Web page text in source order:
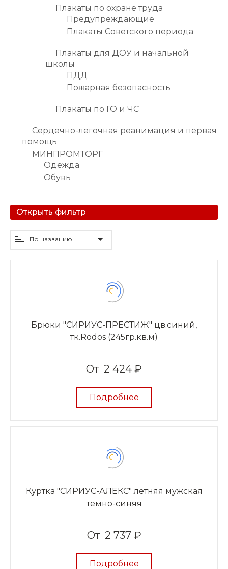
Плакаты по охране труда
Предупреждающие
Плакаты Советского периода
Плакаты для ДОУ и начальной
школы
ПДД
Пожарная безопасность
Плакаты по ГО и ЧС
Сердечно-легочная реанимация и первая
помощь
МИНПРОМТОРГ
Одежда
Обувь
Открыть фильтр
По названию
Брюки "СИРИУС-ПРЕСТИЖ" цв.синий,
тк.Rodos (245гр.кв.м)
От 2 424 ₽
Подробнее
Куртка "СИРИУС-АЛЕКС" летняя мужская
темно-синяя
От 2 737 ₽
Подробнее